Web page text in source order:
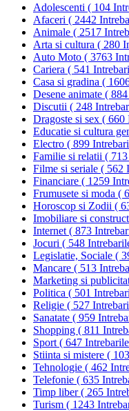
Adolescenti ( 104
Afaceri ( 2442
Animale ( 2517
Arta si cultura ( 280
Auto Moto ( 3763
Cariera ( 541
Casa si gradina (
Desene animate (
Discutii ( 248
Dragoste si sex ( 660
Educatie si cultura
Electro ( 899
Familie si relatii (
Filme si seriale ( 562
Financiare ( 1259
Frumusete si moda (
Horoscop si Zodii (
Imobiliare si
Internet ( 873
Jocuri ( 548
Legislatie, Sociale (
Mancare ( 513
Marketing si
Politica ( 501
Religie ( 527
Sanatate ( 959
Shopping ( 811
Sport ( 647
Stiinta si mistere (
Tehnologie ( 462
Telefonie ( 635
Timp liber( 265
Turism ( 1243